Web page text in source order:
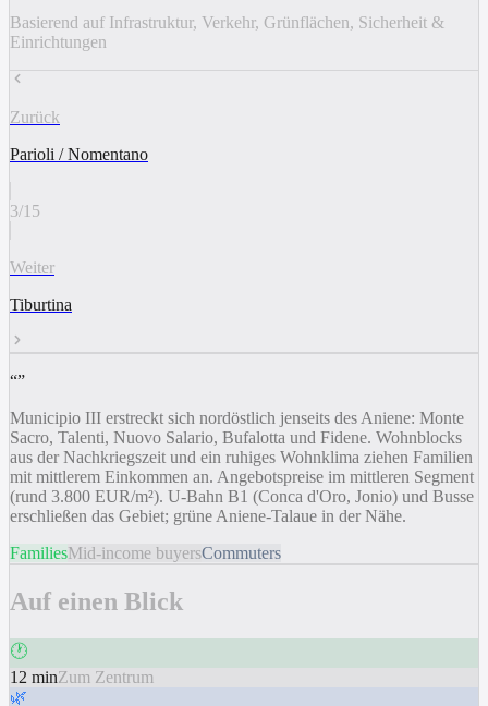
Basierend auf Infrastruktur, Verkehr, Grünflächen, Sicherheit &
Einrichtungen
Zurück
Parioli / Nomentano
3/15
Weiter
Tiburtina
“”
Municipio III erstreckt sich nordöstlich jenseits des Aniene: Monte
Sacro, Talenti, Nuovo Salario, Bufalotta und Fidene. Wohnblocks
aus der Nachkriegszeit und ein ruhiges Wohnklima ziehen Familien
mit mittlerem Einkommen an. Angebotspreise im mittleren Segment
(rund 3.800 EUR/m²). U-Bahn B1 (Conca d'Oro, Jonio) und Busse
erschließen das Gebiet; grüne Aniene-Talaue in der Nähe.
FamiliesMid-income buyersCommuters
Auf einen Blick
🕐
12 minZum Zentrum
🌿